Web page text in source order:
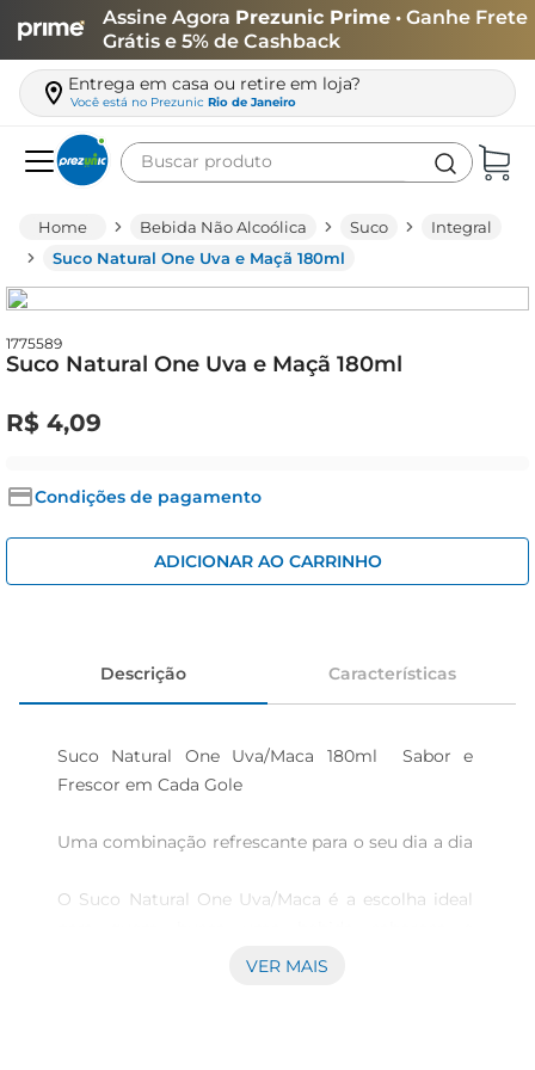
Assine Agora Prezunic Prime • Ganhe Frete
Grátis e 5% de Cashback
Entrega em casa ou retire em loja?
Você está no Prezunic Rio de Janeiro
Buscar produto
Bebida Não Alcoólica Suco
Integral
Suco Natural One Uva e Maçã 180ml
1775589
Suco Natural One Uva e Maçã 180ml
R$ 4,09
Condições de pagamento
ADICIONAR AO CARRINHO
Descrição Características
Suco Natural One Uva/Maca 180ml  Sabor e
Frescor em Cada Gole
Uma combinação refrescante para o seu dia a dia
O Suco Natural One Uva/Maca é a escolha ideal
saudável. Com 180ml de puro frescor, este suco é
VER MAIS
leite
queijo
arroz
azeite
cerveja